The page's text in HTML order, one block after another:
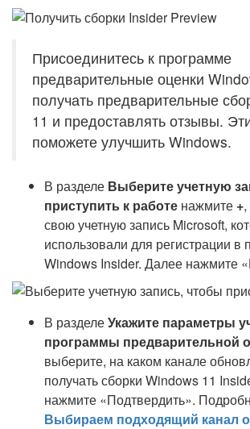
Присоединитесь к программе
предварительные оценки
получать предварительные
11 и предоставлять отзывы.
поможете улучшить Windows.
В разделе Выберите учетную
приступить к работе нажмите +
свою учетную запись Microsoft,
использовали для регистрации в
Windows Insider. Далее нажмите
В разделеУкажите параметры
программы предварительной
выберите, на каком канале
получать сборки Windows 11
нажмите «Подтвердить».
Выбираем подходящий канал